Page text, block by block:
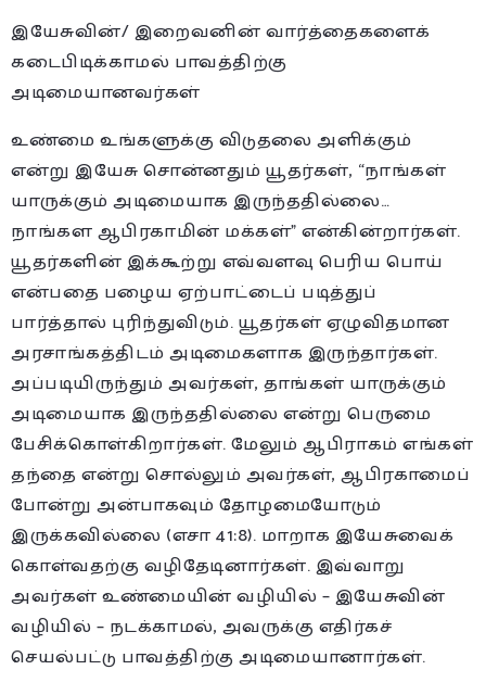
இயேசுவின்/ இறைவனின் வார்த்தைகளைக்
கடைபிடிக்காமல் பாவத்திற்கு
அடிமையானவர்கள்
உண்மை உங்களுக்கு விடுதலை அளிக்கும்
என்று இயேசு சொன்னதும் யூதர்கள், “நாங்கள்
யாருக்கும் அடிமையாக இருந்ததில்லை…
நாங்கள ஆபிரகாமின் மக்கள்” என்கின்றார்கள்.
யூதர்களின் இக்கூற்று எவ்வளவு பெரிய பொய்
என்பதை பழைய ஏற்பாட்டைப் படித்துப்
பார்த்தால் புரிந்துவிடும். யூதர்கள் ஏழுவிதமான
அரசாங்கத்திடம் அடிமைகளாக இருந்தார்கள்.
அப்படியிருந்தும் அவர்கள், தாங்கள் யாருக்கும்
அடிமையாக இருந்ததில்லை என்று பெருமை
பேசிக்கொள்கிறார்கள். மேலும் ஆபிராகம் எங்கள்
தந்தை என்று சொல்லும் அவர்கள், ஆபிரகாமைப்
போன்று அன்பாகவும் தோழமையோடும்
இருக்கவில்லை (எசா 41:8). மாறாக இயேசுவைக்
கொள்வதற்கு வழிதேடினார்கள். இவ்வாறு
அவர்கள் உண்மையின் வழியில் – இயேசுவின்
வழியில் – நடக்காமல், அவருக்கு எதிர்கச்
செயல்பட்டு பாவத்திற்கு அடிமையானார்கள்.